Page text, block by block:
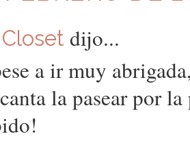
dijo...
a ir muy
la pasear por